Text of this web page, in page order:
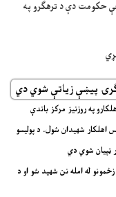
پیښې زیاتې شوي دي
په روزنیز مرکز باندې
وکړو چې په پایله ی کې ی ۶ شپږ پولیس اهلکار شهیدان شول. د پولیسو
له امله نن شهید شو او د